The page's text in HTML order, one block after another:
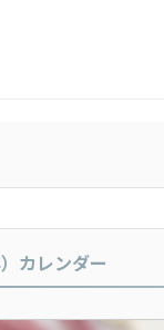
カレンダー